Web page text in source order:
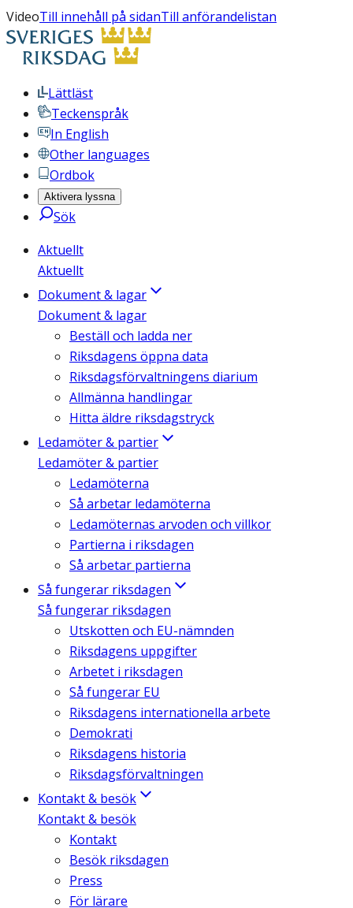
VideoTill innehåll på sidanTill anförandelistan
Lättläst
Teckenspråk
In English
Other languages
Ordbok
Aktivera lyssna
Sök
Aktuellt
Aktuellt
Dokument & lagar
Dokument & lagar
Beställ och ladda ner
Riksdagens öppna data
Riksdagsförvaltningens diarium
Allmänna handlingar
Hitta äldre riksdagstryck
Ledamöter & partier
Ledamöter & partier
Ledamöterna
Så arbetar ledamöterna
Ledamöternas arvoden och villkor
Partierna i riksdagen
Så arbetar partierna
Så fungerar riksdagen
Så fungerar riksdagen
Utskotten och EU-nämnden
Riksdagens uppgifter
Arbetet i riksdagen
Så fungerar EU
Riksdagens internationella arbete
Demokrati
Riksdagens historia
Riksdagsförvaltningen
Kontakt & besök
Kontakt & besök
Kontakt
Besök riksdagen
Press
För lärare